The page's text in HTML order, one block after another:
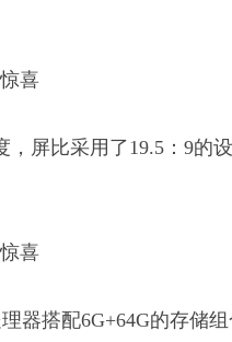
屏比采用了19.5：9的
器搭配6G+64G的存储